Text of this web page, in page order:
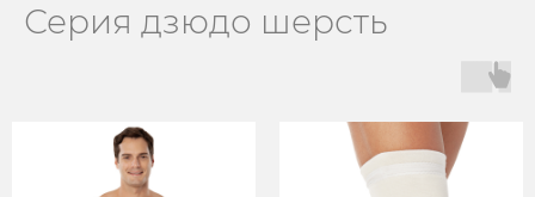
Серия дзюдо шерсть